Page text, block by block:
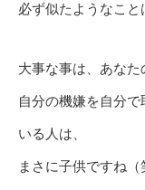
必ず似たようなこと
大事な事は、あなた
自分の機嫌を自分
いる人は、
まさに子供ですね（